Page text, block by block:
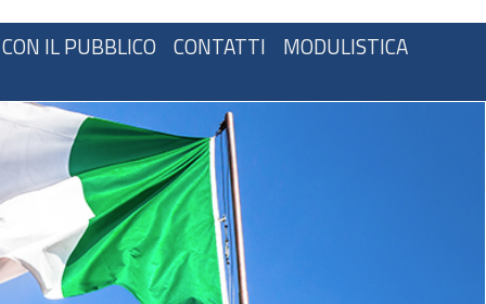
IL PUBBLICO CONTATTI MODULISTICA